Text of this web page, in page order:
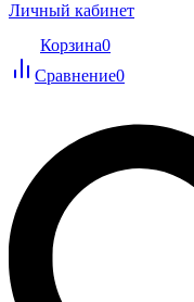
Личный кабинет
Корзина0
Сравнение0